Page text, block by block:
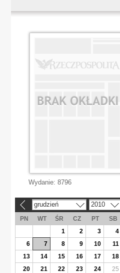
Wydanie: 8796
grudzień 2010
PN WT ŚR CZ PT SB
1
2 3 4
6
7 8 9 10 11
13
14 15 16 17 18
20
21 22 23 24 25